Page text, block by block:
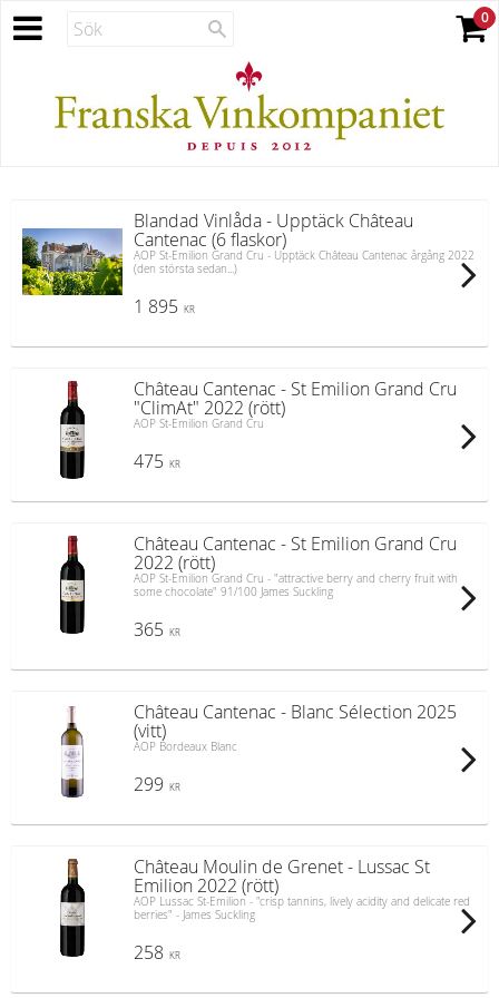
Blandad Vinlåda - Upptäck Château
Cantenac (6 flaskor)
AOP St-Emilion Grand Cru - Upptäck Château Cantenac årgång 2022
(den största sedan...)
1 895 KR
Château Cantenac - St Emilion Grand Cru
"ClimAt" 2022 (rött)
AOP St-Emilion Grand Cru
475 KR
Château Cantenac - St Emilion Grand Cru
2022 (rött)
AOP St-Emilion Grand Cru - "attractive berry and cherry fruit with
some chocolate" 91/100 James Suckling
365 KR
Château Cantenac - Blanc Sélection 2025
(vitt)
AOP Bordeaux Blanc
299 KR
Château Moulin de Grenet - Lussac St
Emilion 2022 (rött)
AOP Lussac St-Emilion - "crisp tannins, lively acidity and delicate red
berries" - James Suckling
258 KR